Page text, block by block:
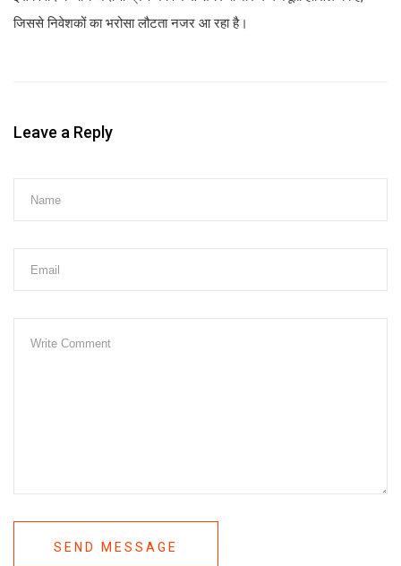
जिससे निवेशकों का भरोसा लौटता नजर आ रहा है।
Leave a Reply
SEND MESSAGE